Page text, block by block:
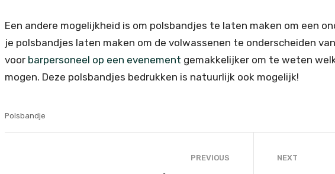
Een andere mogelijkheid is om polsbandjes te laten maken om een
je polsbandjes laten maken om de volwassenen te onderscheiden
voor barpersoneel op een evenement gemakkelijker om te weten
mogen. Deze polsbandjes bedrukken is natuurlijk ook mogelijk!
Polsbandje
PREVIOUS NEXT